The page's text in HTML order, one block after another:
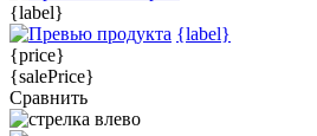
{label}
{label}
{price}
{salePrice}
Сравнить